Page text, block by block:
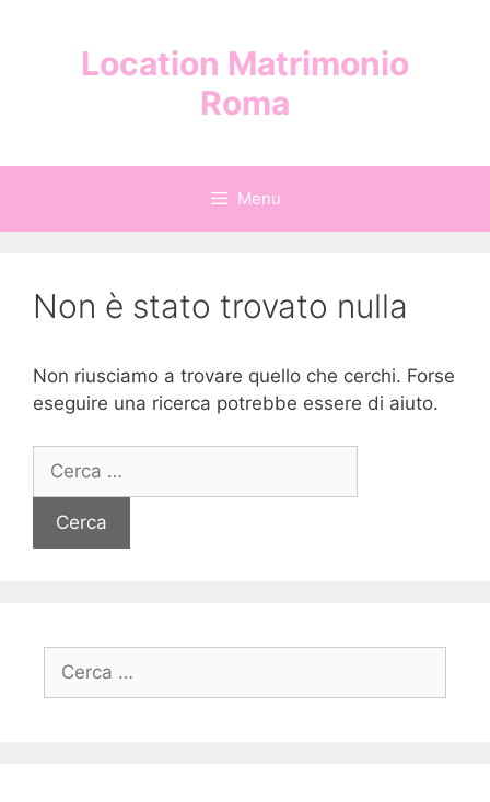
Location Matrimonio
Roma
Menu
Non è stato trovato nulla
Non riusciamo a trovare quello che cerchi. Forse
eseguire una ricerca potrebbe essere di aiuto.
per:
per: